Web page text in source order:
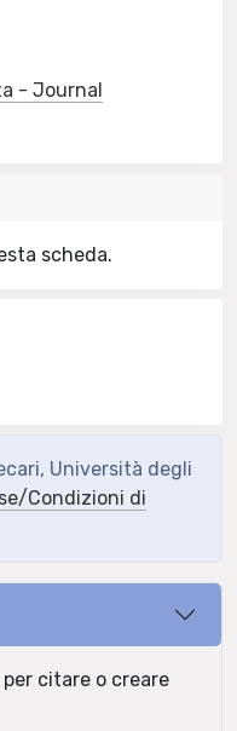
- Journal
scheda.
Università degli
Condizioni di
citare o creare